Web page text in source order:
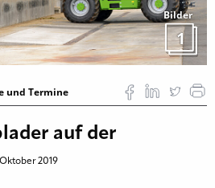
Bilder
1
und Termine
auf der
2019